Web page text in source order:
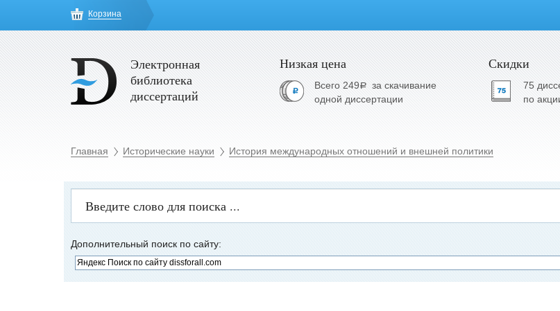
Корзина
Электронная
библиотека
диссертаций
Низкая цена
Всего 249a за скачивание
одной диссертации
Скидки
75
по
Главная Исторические науки История международных отношений и внешней политики
Дополнительный поиск по сайту: